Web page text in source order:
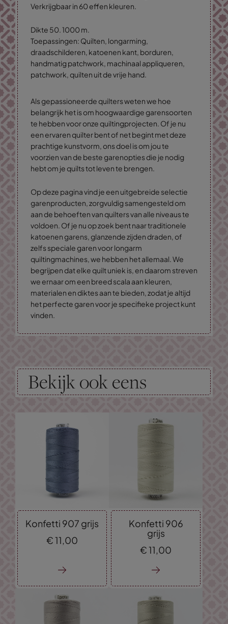
Verkrijgbaar in 60 effen kleuren.
Dikte 50. 1000 m.
Toepassingen: Quilten, longarming,
draadschilderen, katoenen kant, borduren,
handmatig patchwork, machinaal appliqueren,
patchwork, quilten uit de vrije hand.
Als gepassioneerde quilters weten we hoe
belangrijk het is om hoogwaardige garensoorten
te hebben voor onze quiltingprojecten. Of je nu
een ervaren quilter bent of net begint met deze
prachtige kunstvorm, ons doel is om jou te
voorzien van de beste garenopties die je nodig
hebt om je quilts tot leven te brengen.
Op deze pagina vind je een uitgebreide selectie
garenproducten, zorgvuldig samengesteld om
aan de behoeften van quilters van alle niveaus te
voldoen. Of je nu op zoek bent naar traditionele
katoenen garens, glanzende zijden draden, of
zelfs speciale garen voor longarm
quiltingmachines, we hebben het allemaal. We
begrijpen dat elke quilt uniek is, en daarom streven
we ernaar om een breed scala aan kleuren,
materialen en diktes aan te bieden, zodat je altijd
het perfecte garen voor je specifieke project kunt
vinden.
Bekijk ook eens
Konfetti 907 grijs
€11,00
Konfetti 906
grijs
€11,00